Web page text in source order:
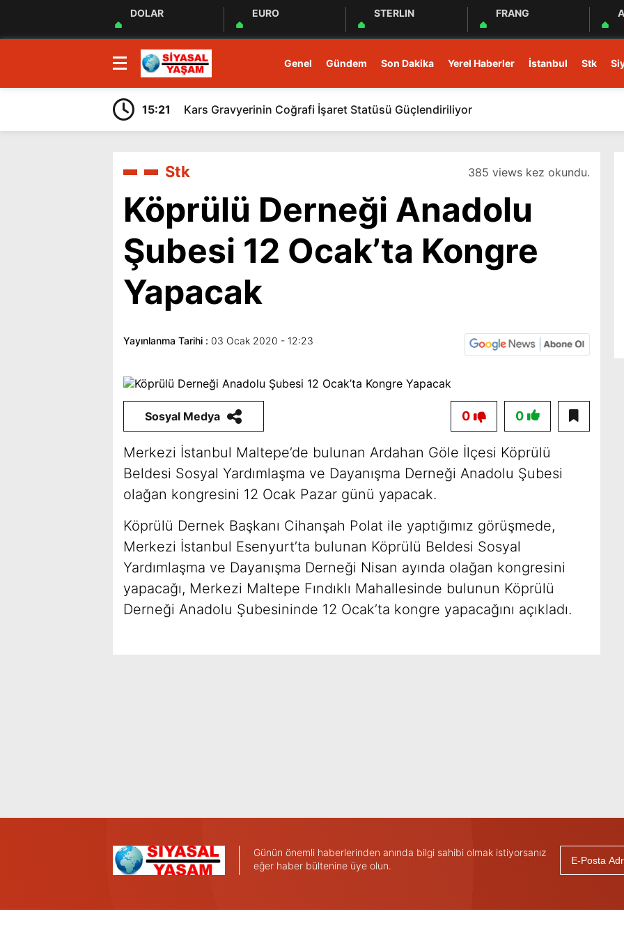
DOLAR EURO STERLIN FRANG
Genel Gündem Son Dakika Yerel Haberler İstanbul Stk
15:21 Kars Gravyerinin Coğrafi İşaret Statüsü Güçlendiriliyor
Stk 385 views kez okundu.
Köprülü Derneği Anadolu
Şubesi 12 Ocak’ta Kongre
Yapacak
Yayınlanma Tarihi : 03 Ocak 2020 - 12:23
Sosyal Medya 0
0
Merkezi İstanbul Maltepe’de bulunan Ardahan Göle İlçesi Köprülü
Beldesi Sosyal Yardımlaşma ve Dayanışma Derneği Anadolu Şubesi
olağan kongresini 12 Ocak Pazar günü yapacak.
Köprülü Dernek Başkanı Cihanşah Polat ile yaptığımız görüşmede,
Merkezi İstanbul Esenyurt’ta bulunan Köprülü Beldesi Sosyal
Yardımlaşma ve Dayanışma Derneği Nisan ayında olağan kongresini
yapacağı, Merkezi Maltepe Fındıklı Mahallesinde bulunun Köprülü
Derneği Anadolu Şubesininde 12 Ocak’ta kongre yapacağını açıkladı.
Günün önemli haberlerinden anında bilgi sahibi olmak istiyorsanız
eğer haber bültenine üye olun.